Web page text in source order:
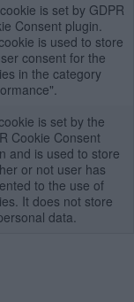
is set by GDPR
Consent plugin.
is used to store
consent for the
in the category
is set by the
Cookie Consent
and is used to store
or not user has
to the use of
It does not store
data.